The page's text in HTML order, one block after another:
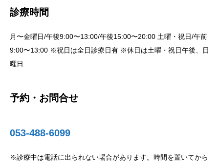
診療時間
月〜金曜日/午後9:00〜13:00/午後15:00〜20:00 土曜・祝日/午前
9:00〜13:00 ※祝日は全日診療日有 ※休日は土曜・祝日午後、日
曜日
予約・お問合せ
053-488-6099
※診療中は電話に出られない場合があります。時間を置いてから